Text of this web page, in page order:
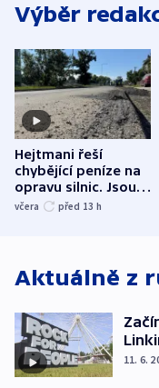
Výběr
Hejtmani řeší
chybějící peníze na
opravu silnic. Jsou
nenárokové, namítá
včera před 13 h
Aktuálně z
11. 6.